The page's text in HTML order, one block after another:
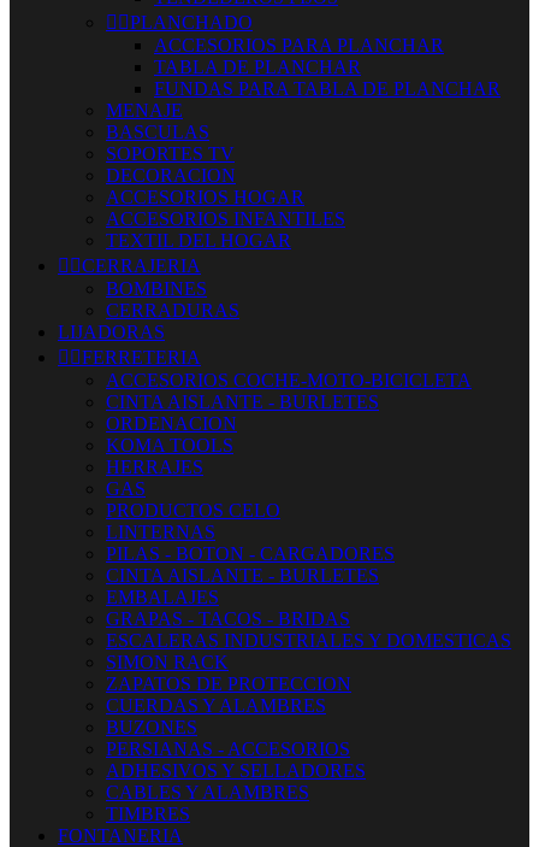
 PLANCHADO
ACCESORIOS PARA PLANCHAR
TABLA DE PLANCHAR
FUNDAS PARA TABLA DE PLANCHAR
MENAJE
BASCULAS
SOPORTES TV
DECORACION
ACCESORIOS HOGAR
ACCESORIOS INFANTILES
TEXTIL DEL HOGAR
 CERRAJERIA
BOMBINES
CERRADURAS
LIJADORAS
 FERRETERIA
ACCESORIOS COCHE-MOTO-BICICLETA
CINTA AISLANTE - BURLETES
ORDENACION
KOMA TOOLS
HERRAJES
GAS
PRODUCTOS CELO
LINTERNAS
PILAS - BOTON - CARGADORES
CINTA AISLANTE - BURLETES
EMBALAJES
GRAPAS - TACOS - BRIDAS
ESCALERAS INDUSTRIALES Y DOMESTICAS
SIMON RACK
ZAPATOS DE PROTECCION
CUERDAS Y ALAMBRES
BUZONES
PERSIANAS - ACCESORIOS
ADHESIVOS Y SELLADORES
CABLES Y ALAMBRES
TIMBRES
FONTANERIA